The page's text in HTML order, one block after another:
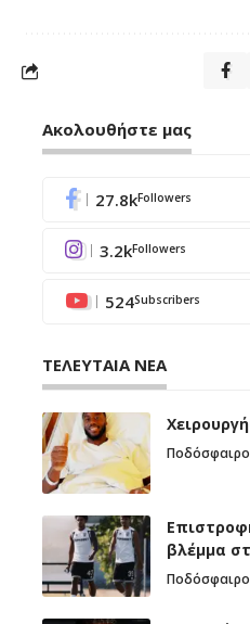
Ακολουθήστε μας
27.8kFollowers
3.2kFollowers
524Subscribers
ΤΕΛΕΥΤΑΙΑ ΝΕΑ
Ποδόσφαιρο
βλέμμα
Ποδόσφαιρο